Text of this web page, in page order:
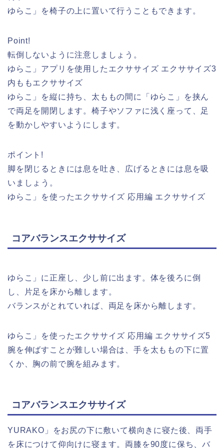
ゆらこ」を椅子の上に置いて行うこともできます。
Point!
転倒しないように注意しましょう。
ゆらこ」アプリを使用したエクササイズ エクササイズ3
内ももエクササイズ
ゆらこ」を縦に持ち、太ももの間に「ゆらこ」を挟ん
で両足を開閉します。椅子やソファに浅く座って、足
を動かしやすいようにします。
ポイント!
脚を閉じるときには息を吐き、広げるときには息を吸
いましょう。
ゆらこ」を使ったエクササイズ 応用編 エクササイズ
コアバランスエクササイズ
ゆらこ」に正座し、少し前に出ます。体を後ろに倒
し、片足を床から離します。
バランスがとれていれば、両足を床から離します。
ゆらこ」を使ったエクササイズ 応用編 エクササイズ5
腕を伸ばすことが難しい場合は、手を太ももの下に置
くか、胸の前で腕を組みます。
コアバランスエクササイズ
YURAKO」をお尻の下に敷いて横向きに寝た後、両手
を床につけて仰向けに寝ます。両膝を90度に保ち、バ